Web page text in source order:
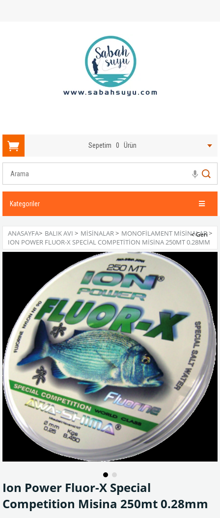
Sepetim 0 Ürün
Kategoriler
ANASAYFA> BALIK AVI > MISINALAR> MONOFILAMENT MISINALAR>
ION POWER FLUOR-X SPECIAL COMPETITION MISINA 250MT 0.28MM
Ion Power Fluor-X Special
Competition Misina 250mt 0.28mm